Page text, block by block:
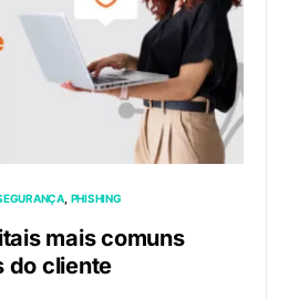
PHISHING
mais comuns
do cliente